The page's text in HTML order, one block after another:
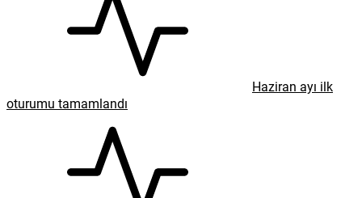
Haziran ayı ilk
oturumu tamamlandı